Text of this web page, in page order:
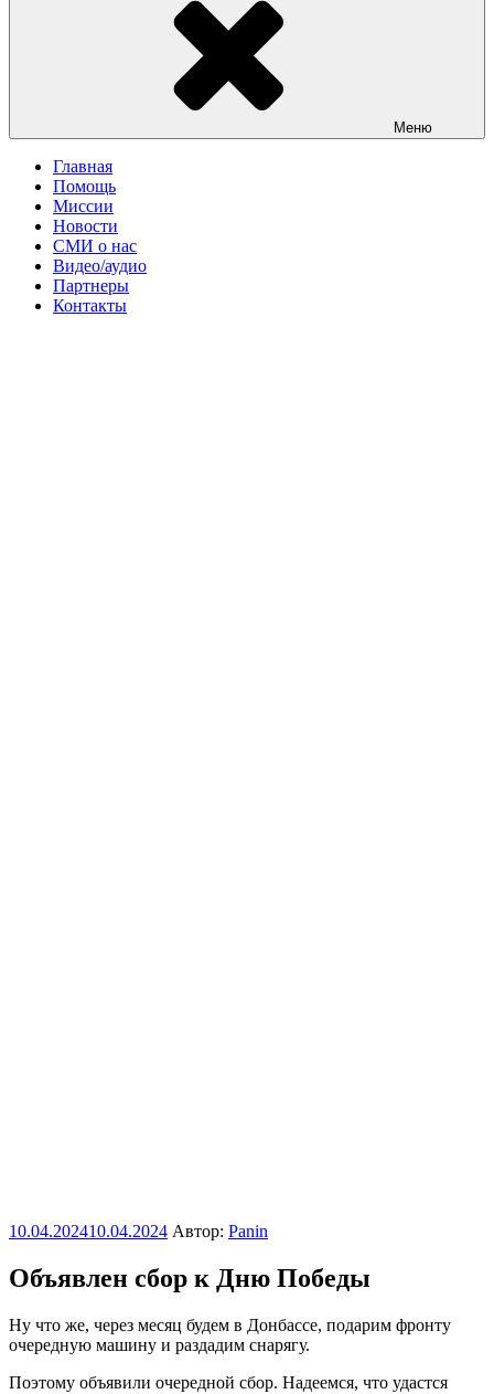
Меню
Главная
Помощь
Миссии
Новости
СМИ о нас
Видео/аудио
Партнеры
Контакты
Опубликовано
10.04.202410.04.2024 Автор: Panin
Объявлен сбор к Дню Победы
Ну что же, через месяц будем в Донбассе, подарим фронту
очередную машину и раздадим снарягу.
Поэтому объявили очередной сбор. Надеемся, что удастся